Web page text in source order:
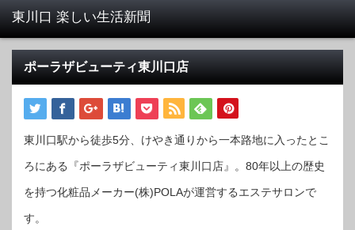
ポーラザビューティ東川口店
東川口駅から徒歩5分、けやき通りから一本路地に入ったとこ
ろにある『ポーラザビューティ東川口店』。80年以上の歴史
を持つ化粧品メーカー(株)POLAが運営するエステサロンで
す。